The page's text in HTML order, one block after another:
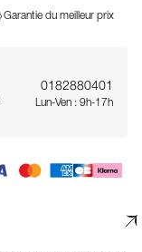
Garantie du meilleur prix
0182880401
Lun-Ven : 9h-17h